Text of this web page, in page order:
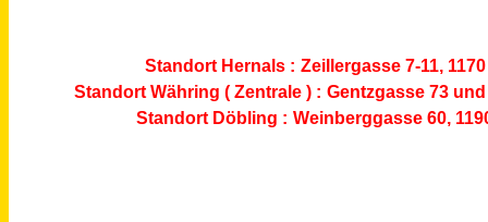
Standort Hernals : Zeillergasse 7-11,
Standort Währing ( Zentrale ) : Gentzgasse 73und
Standort Döbling : Weinberggasse 60,